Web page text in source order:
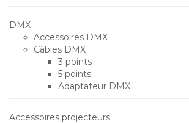
DMX
Accessoires DMX
Câbles DMX
3 points
5 points
Adaptateur DMX
Accessoires projecteurs